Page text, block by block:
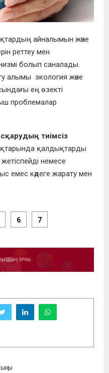
айналымын және
реттеу мен
болып саналады.
алымы экология және
ең өзекті
проблемалар
тиімсіз
қалдықтарды
немесе
емес кәдеге жарату мен
6 7